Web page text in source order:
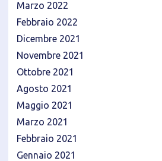
Marzo 2022
Febbraio 2022
Dicembre 2021
Novembre 2021
Ottobre 2021
Agosto 2021
Maggio 2021
Marzo 2021
Febbraio 2021
Gennaio 2021